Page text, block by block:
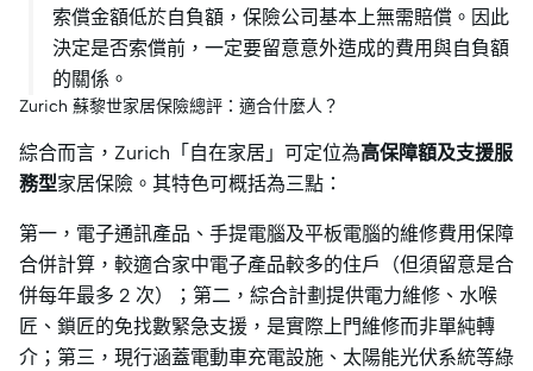
索償金額低於自負額，保險公司基本上無需賠償。因此
決定是否索償前，一定要留意意外造成的費用與自負額
的關係。
Zurich 蘇黎世家居保險總評：適合什麼人？
綜合而言，Zurich「自在家居」可定位為高保障額及支援服
務型家居保險。其特色可概括為三點：
第一，電子通訊產品、手提電腦及平板電腦的維修費用保障
合併計算，較適合家中電子產品較多的住戶（但須留意是合
併每年最多 2 次）；第二，綜合計劃提供電力維修、水喉
匠、鎖匠的免找數緊急支援，是實際上門維修而非單純轉
介；第三，現行涵蓋電動車充電設施、太陽能光伏系統等綠